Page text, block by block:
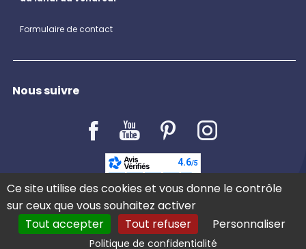
Formulaire de contact
Nous suivre
LE BLOG
Ce site utilise des cookies et vous donne le contrôle
sur ceux que vous souhaitez activer
Tout accepter
Tout refuser Personnaliser
Politique de confidentialité